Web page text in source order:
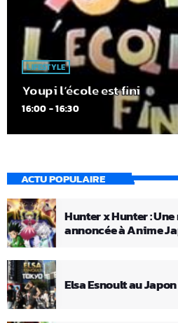
LIFESTYLE
Youpi l’école est fini
16:00 - 16:30
ACTU POPULAIRE
Hunter x Hunter :
annoncée à Anime
Elsa Esnoult au Japon